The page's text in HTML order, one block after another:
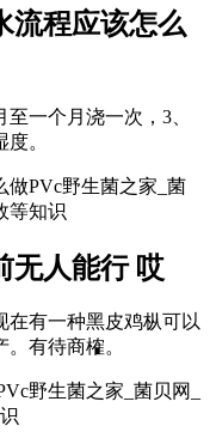
流程应该怎么
一个月浇一次，3、
。
PVc野生菌之家_菌
等知识
无人能行 哎
在有一种黑皮鸡枞可以
有待商榷。
野生菌之家_菌贝网_